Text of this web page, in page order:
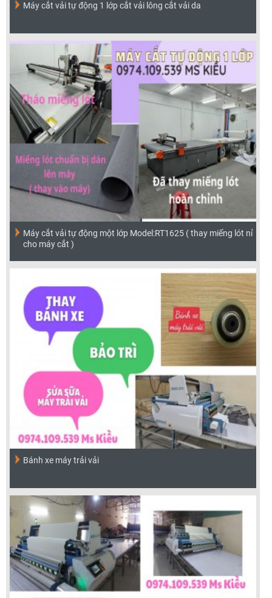
Máy cắt vải tự động 1 lớp cắt vải lông cắt vải da
Máy cắt vải tự động một lớp Model:RT1625 ( thay miếng lót nỉ
cho máy cắt )
Bánh xe máy trải vải